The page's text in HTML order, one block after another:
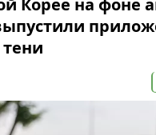
Корее на фоне